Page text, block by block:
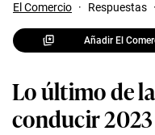
El Comercio · Respuestas ·
Añadir El
Lo último de
conducir 2023